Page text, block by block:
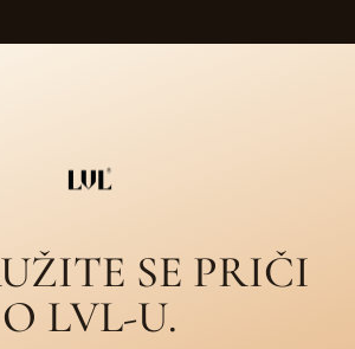
SE PRIČI
O LVL-U.